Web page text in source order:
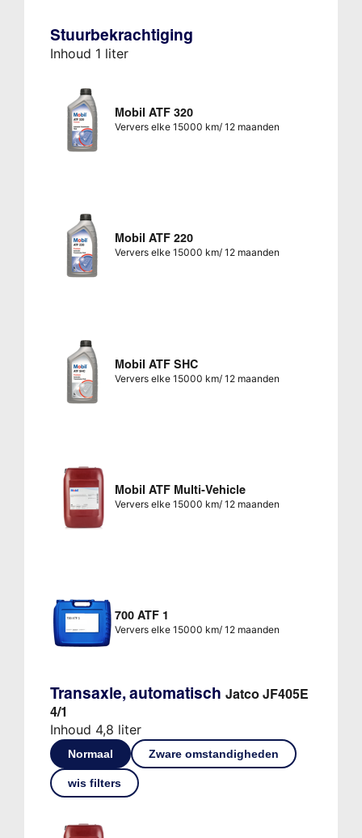
Stuurbekrachtiging
Inhoud 1 liter
Mobil ATF 320
Ververs elke 15000 km/ 12 maanden
Mobil ATF 220
Ververs elke 15000 km/ 12 maanden
Mobil ATF SHC
Ververs elke 15000 km/ 12 maanden
Mobil ATF Multi-Vehicle
Ververs elke 15000 km/ 12 maanden
700 ATF 1
Ververs elke 15000 km/ 12 maanden
Transaxle, automatisch Jatco JF405E
4/1
Inhoud 4,8 liter
Normaal Zware omstandigheden
wis filters